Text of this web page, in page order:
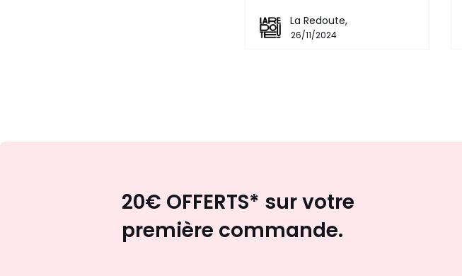
La Redoute,
26/11/2024
20€ OFFERTS* sur votre
première commande.